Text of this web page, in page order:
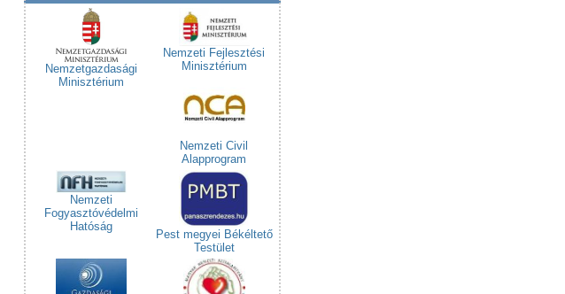
Nemzetgazdasági
Minisztérium
Nemzeti Fejlesztési
Minisztérium
Nemzeti Civil
Alapprogram
Nemzeti
Fogyasztóvédelmi
Hatóság
Pest megyei Békéltető
Testület